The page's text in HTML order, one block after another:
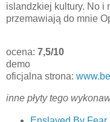
islandzkiej kultury. No i
przemawiają do mnie
ocena: 7,5/10
demo
oficjalna strona:
inne płyty tego